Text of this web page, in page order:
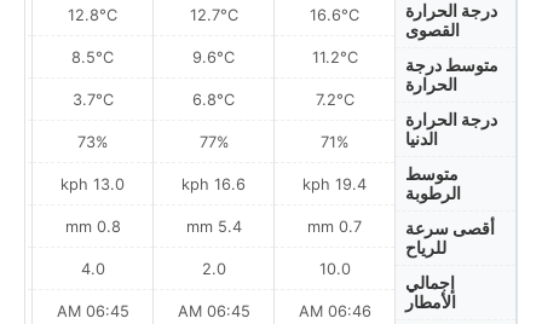
درجة الحرارة
القصوى
متوسط درجة
الحرارة
درجة الحرارة
الدنيا
متوسط
الرطوبة
أقصى سرعة
للرياح
إجمالي
الأمطار
16.6°C
11.2°C
7.2°C
71%
19.4 kph
0.7 mm
10.0
06:46 AM
12.7°C
9.6°C
6.8°C
77%
16.6 kph
5.4 mm
2.0
06:45 AM
12.8°C
8.5°C
3.7°C
73%
13.0 kph
0.8 mm
4.0
06:45 AM